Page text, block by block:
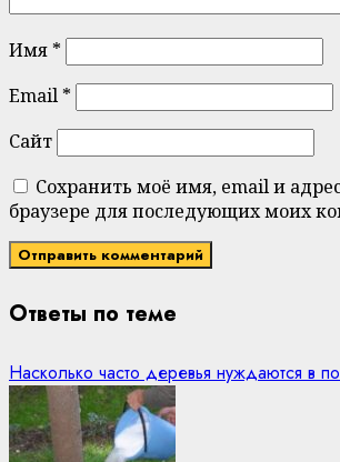
Имя *
Email *
Сайт
Сохранить моё имя, email и
браузере для последующих моих
Ответы по теме
Насколько часто деревья нуждаются в